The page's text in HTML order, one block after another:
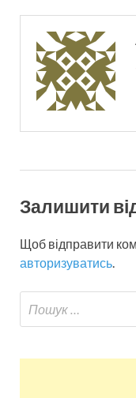
Залишити
Щоб відправити
авторизуватись.